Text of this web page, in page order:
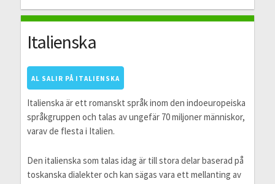
Italienska
AL SALIR PÅ ITALIENSKA
Italienska är ett romanskt språk inom den indoeuropeiska
språkgruppen och talas av ungefär 70 miljoner människor,
varav de flesta i Italien.
Den italienska som talas idag är till stora delar baserad på
toskanska dialekter och kan sägas vara ett mellanting av